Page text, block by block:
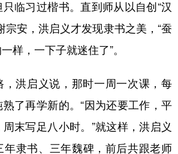
日本語
临习过楷书。直到师从以自创“汉
宗安，洪启义才发现隶书之美，“蚕
样，一下子就迷住了”。
洪启义说，那时一周一次课，每
了再学新的。“因为还要工作，平
末写足八小时。”就这样，洪启义
年隶书、三年魏碑，前后共跟老师